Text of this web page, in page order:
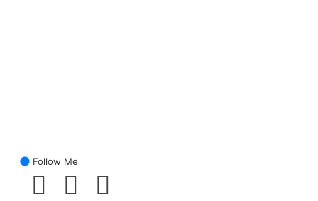
Follow Me